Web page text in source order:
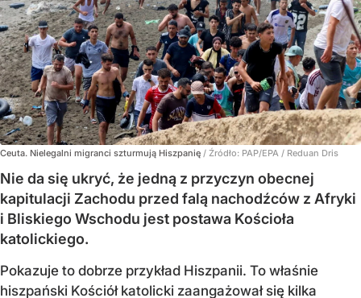
Ceuta. Nielegalni migranci szturmują Hiszpanię / Źródło: PAP/EPA / Reduan Dris
Nie da się ukryć, że jedną z przyczyn obecnej
kapitulacji Zachodu przed falą nachodźców z Afryki
i Bliskiego Wschodu jest postawa Kościoła
katolickiego.
Pokazuje to dobrze przykład Hiszpanii. To właśnie
hiszpański Kościół katolicki zaangażował się kilka